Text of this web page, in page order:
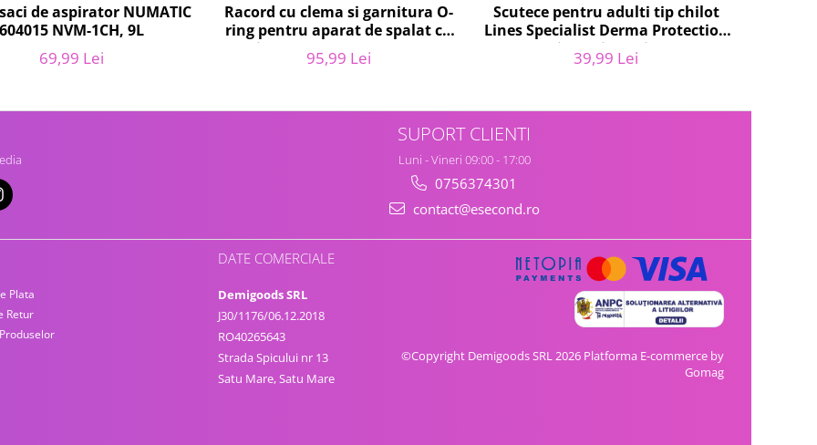
de aspirator NUMATIC
604015 NVM-1CH, 9L
69,99 Lei
Racord cu clema si garnitura O-
ring pentru aparat de spalat cu
presiune, KARCHER 4.064-047.0,
K2, K3, K4
95,99 Lei
Scutece pentru adulti tip chilot
Lines Specialist Derma Protection
Extra, 7 picaturi, marimea M, 14
bucati
39,99 Lei
SUPORT CLIENTI
Luni - Vineri 09:00 - 17:00
0756374301
contact@esecond.ro
Plata
Retur
DATE COMERCIALE
Demigoods SRL
J30/1176/06.12.2018
RO40265643
Strada Spicului nr 13
Satu Mare, Satu Mare
©Copyright Demigoods SRL 2026 Platforma E-commerce by
Gomag